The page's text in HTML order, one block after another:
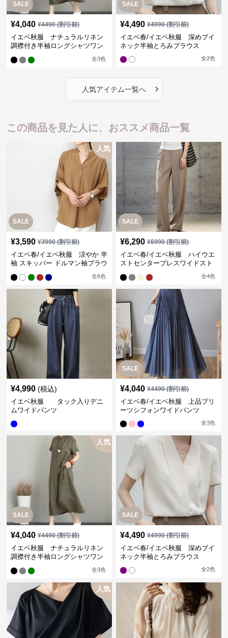
SALE
¥4,040 ¥4490(割引前)
イエベ秋服 ナチュラルリネン
調襟付き半袖ロングシャツワン
全3色
SALE
¥4,490 ¥4990(割引前)
イエベ春/イエベ秋服 深めブイ
ネック半袖とろみブラウス
全2色
人気アイテム一覧へ ›
この商品を見た人に、おススメ商品一覧
SALE
人気
¥3,590 ¥3990(割引前)
イエベ春/イエベ秋服 涼やか 半
袖 スキッパー ドルマン袖ブラウ
全6色
SALE
¥6,290 ¥6990(割引前)
イエベ春/イエベ秋服 ハイウエ
ストセンタープレスワイドスト
全4色
¥4,990 (税込)
イエベ秋服 タック入りデニ
ムワイドパンツ
SALE
¥4,040 ¥4490(割引前)
イエベ春/イエベ秋服 上品プリ
ーツシフォンワイドパンツ
全3色
SALE
人気
¥4,040 ¥4490(割引前)
イエベ秋服 ナチュラルリネン
調襟付き半袖ロングシャツワン
全3色
SALE
¥4,490 ¥4990(割引前)
イエベ春/イエベ秋服 深めブイ
ネック半袖とろみブラウス
全2色
人気